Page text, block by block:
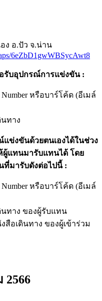
ง อ.ปัว จ.น่าน
6eZbD1gwWBSycAwt8
รับอุปกรณ์การแข่งขัน :
หรือบาร์โค้ด (อีเมล์
ทาง
ข่งขันด้วยตนเองได้ในช่วง
แทนมารับแทนได้ โดย
ที่มารับดังต่อไปนี้ :
หรือบาร์โค้ด (อีเมล์
ทาง ของผู้รับแทน
อเดินทาง ของผู้เข้าร่วม
2566